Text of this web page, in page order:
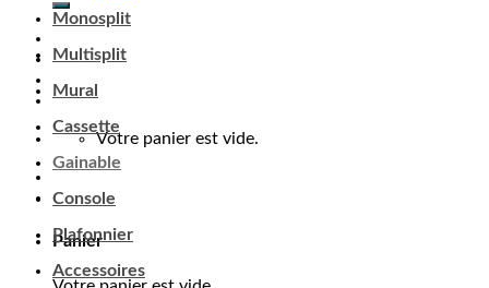
Votre panier est vide.
Panier
Monosplit
Multisplit
Mural
Cassette
Gainable
Console
Plafonnier
Accessoires